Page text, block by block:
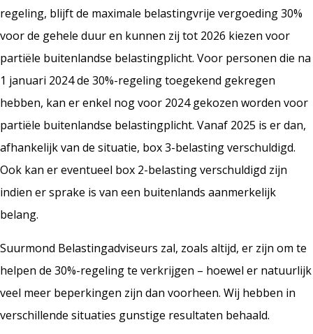
regeling, blijft de maximale belastingvrije vergoeding 30%
voor de gehele duur en kunnen zij tot 2026 kiezen voor
partiële buitenlandse belastingplicht. Voor personen die na
1 januari 2024 de 30%-regeling toegekend gekregen
hebben, kan er enkel nog voor 2024 gekozen worden voor
partiële buitenlandse belastingplicht. Vanaf 2025 is er dan,
afhankelijk van de situatie, box 3-belasting verschuldigd.
Ook kan er eventueel box 2-belasting verschuldigd zijn
indien er sprake is van een buitenlands aanmerkelijk
belang.
Suurmond Belastingadviseurs zal, zoals altijd, er zijn om te
helpen de 30%-regeling te verkrijgen – hoewel er natuurlijk
veel meer beperkingen zijn dan voorheen. Wij hebben in
verschillende situaties gunstige resultaten behaald.